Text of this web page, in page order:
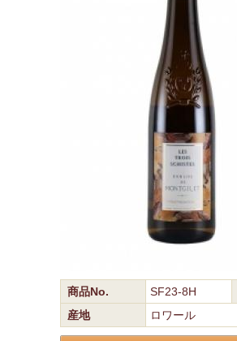
商品No. SF23-8H
産地
ロワール